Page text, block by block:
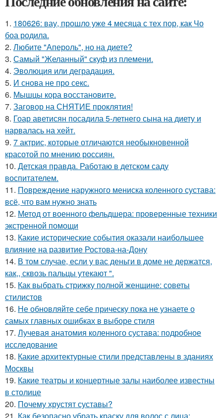
1. 180626: вау, прошло уже 4 месяца с тех пор, как Чо
боа родила.
2. Любите "Апероль", но на диете?
3. Самый "Желанный" скуф из племени.
4. Эволюция или деградация.
5. И снова не про секс.
6. Мышцы кора восстановите.
7. Заговор на СНЯТИЕ проклятия!
8. Гоар аветисян посадила 5-летнего сына на диету и
нарвалась на хейт.
9. 7 актрис, которые отличаются необыкновенной
красотой по мнению россиян.
10. Детская правда. Работаю в детском саду
воспитателем.
11. Повреждение наружного мениска коленного сустава:
всё, что вам нужно знать
12. Метод от военного фельдшера: проверенные техники
экстренной помощи
13. Какие исторические события оказали наибольшее
влияние на развитие Ростова-на-Дону
14. В том случае, если у вас деньги в доме не держатся,
как,, сквозь пальцы утекают ".
15. Как выбрать стрижку полной женщине: советы
стилистов
16. Не обновляйте себе прическу пока не узнаете о
самых главных ошибках в выборе стиля
17. Лучевая анатомия коленного сустава: подробное
исследование
18. Какие архитектурные стили представлены в зданиях
Москвы
19. Какие театры и концертные залы наиболее известны
в столице
20. Почему хрустят суставы?